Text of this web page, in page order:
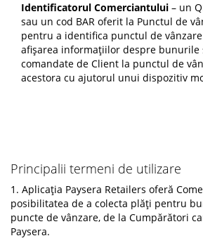
Identificatorul Comerciantului – un
sau un cod BAR oferit la Punctul de
pentru a identifica punctul de
afișarea informațiilor despre bunurile
comandate de Client la punctul de
acestora cu ajutorul unui dispozitiv
Principalii termeni de utilizare
1. Aplicația Paysera Retailers oferă
posibilitatea de a colecta plăți pentru
puncte de vânzare, de la Cumpărători
Paysera.